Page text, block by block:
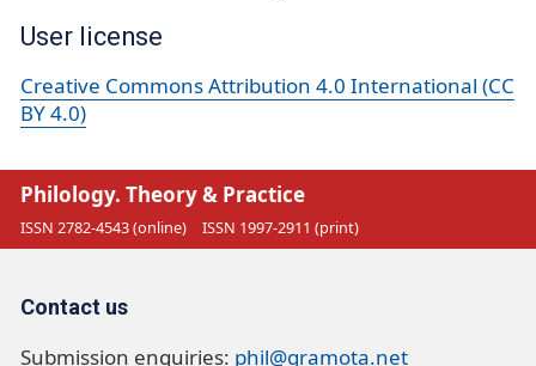
User license
Creative Commons Attribution 4.0 International (CC
BY 4.0)
Philology. Theory & Practice
ISSN 2782-4543 (online) ISSN 1997-2911 (print)
Contact us
Submission enquiries: phil@gramota.net